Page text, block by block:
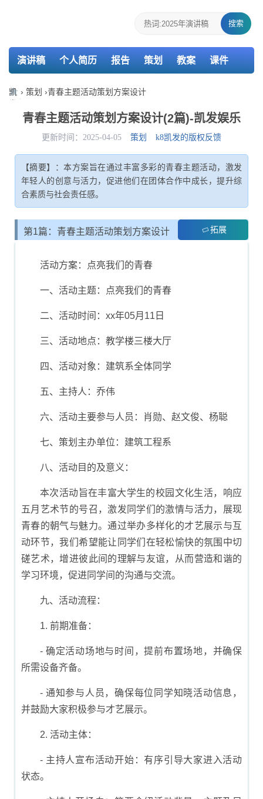
搜索
演讲稿 个人简历 报告 策划 教案 课件
检讨书 主持词
凯 › 策划 ›青春主题活动策划方案设计
青春主题活动策划方案设计(2篇)-凯发娱乐
更新时间：2025-04-05 策划 k8凯发的版权反馈
【摘要】：本方案旨在通过丰富多彩的青春主题活动，激发
年轻人的创意与活力，促进他们在团体合作中成长，提升综
合素质与社会责任感。
第1篇：青春主题活动策划方案设计 拓展
活动方案：点亮我们的青春
一、活动主题：点亮我们的青春
二、活动时间：xx年05月11日
三、活动地点：教学楼三楼大厅
四、活动对象：建筑系全体同学
五、主持人：乔伟
六、活动主要参与人员：肖勋、赵文俊、杨聪
七、策划主办单位：建筑工程系
八、活动目的及意义：
本次活动旨在丰富大学生的校园文化生活，响应
五月艺术节的号召，激发同学们的激情与活力，展现
青春的朝气与魅力。通过举办多样化的才艺展示与互
动环节，我们希望能让同学们在轻松愉快的氛围中切
磋艺术，增进彼此间的理解与友谊，从而营造和谐的
学习环境，促进同学间的沟通与交流。
九、活动流程：
1. 前期准备：
- 确定活动场地与时间，提前布置场地，并确保
所需设备齐备。
- 通知参与人员，确保每位同学知晓活动信息，
并鼓励大家积极参与才艺展示。
2. 活动主体：
- 主持人宣布活动开始：有序引导大家进入活动
状态。